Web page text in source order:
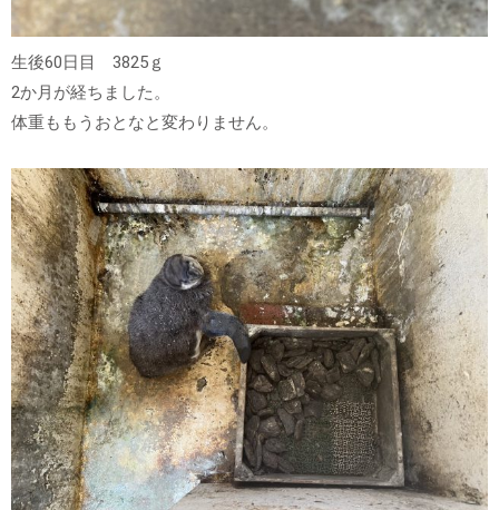
生後60日目 3825ｇ
2か月が経ちました。
体重ももうおとなと変わりません。